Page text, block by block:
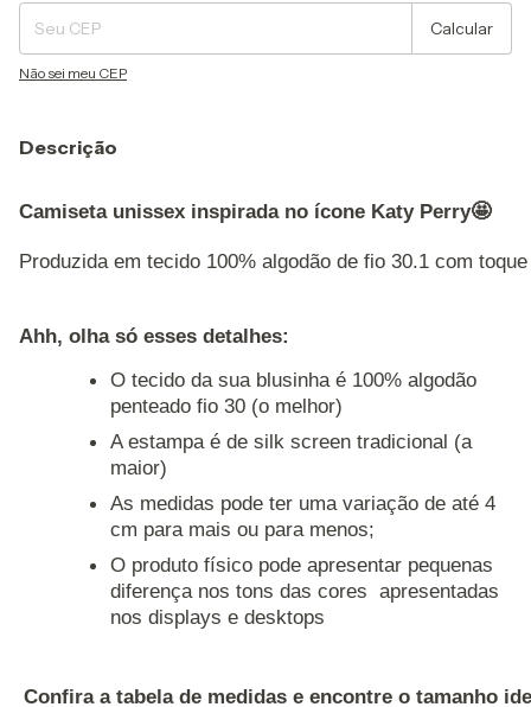
Calcular
Não sei meu CEP
Descrição
Camiseta unissex inspirada no ícone Katy Perry🤩
Produzida em tecido 100% algodão de fio 30.1 com
Ahh, olha só esses detalhes:
O tecido da sua blusinha é 100% algodão
penteado fio 30 (o melhor)
A estampa é de silk screen tradicional (a
maior)
As medidas pode ter uma variação de até 4
cm para mais ou para menos;
O produto físico pode apresentar pequenas
diferença nos tons das cores apresentadas
nos displays e desktops
Confira a tabela de medidas e encontre o tamanho